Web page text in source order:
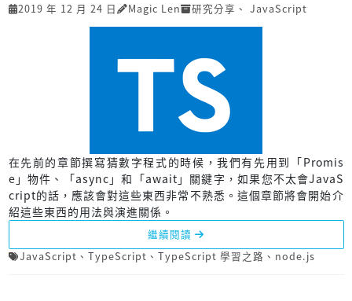
2019 年 12 月 24 日 Magic Len 研究分享 、 JavaScript
在先前的章節撰寫猜數字程式的時候，我們有先用到「Promis
e」物件、「async」和「await」關鍵字，如果您不太會JavaS
cript的話，應該會對這些東西非常不熟悉。這個章節將會開始介
紹這些東西的用法與演進關係。
繼續閱讀
JavaScript 、 TypeScript 、 TypeScript 學習之路 、 node.js